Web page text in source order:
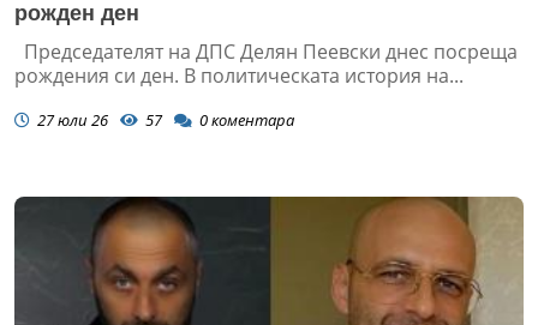
рожден ден
Председателят на ДПС Делян Пеевски днес посреща
рождения си ден. В политическата история на...
27 юли 26 57 0коментара